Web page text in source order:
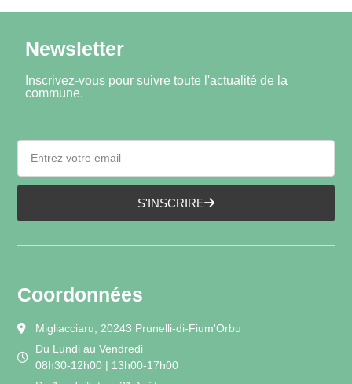
Newsletter
Inscrivez-vous pour suivre toute l'actualité de la
commune.
S'INSCRIRE
Coordonnées
Migliacciaru, 20243 Prunelli-di-Fium'Orbu
Du Lundi au Vendredi
08h30-12h00 | 13h00-17h00